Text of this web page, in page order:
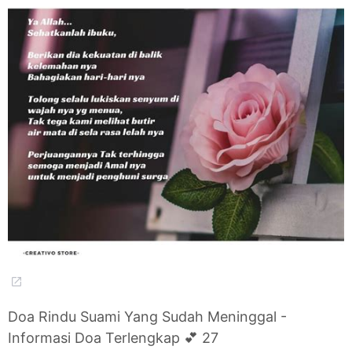
Doa Rindu Suami Yang Sudah Meninggal -
Informasi Doa Terlengkap 💕 27